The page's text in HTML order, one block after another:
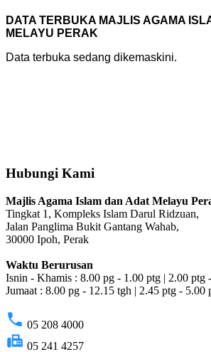
DATA TERBUKA MAJLIS AGAMA
MELAYU PERAK
Data terbuka sedang dikemaskini.
Hubungi Kami
Majlis Agama Islam dan Adat Melayu
Tingkat 1, Kompleks Islam Darul Ridzuan,
Jalan Panglima Bukit Gantang Wahab,
30000 Ipoh, Perak
Waktu Berurusan
Isnin - Khamis : 8.00 pg - 1.00 ptg | 2.00 ptg
Jumaat : 8.00 pg - 12.15 tgh | 2.45 ptg - 5.00
phone 05 208 4000
fax 05 241 4257